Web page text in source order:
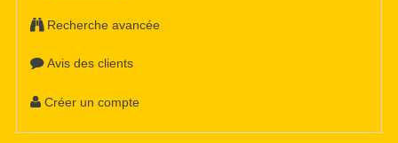
Recherche avancée
Avis des clients
Créer un compte